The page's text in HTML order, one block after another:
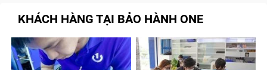
KHÁCH HÀNG TẠI BẢO HÀNH ONE